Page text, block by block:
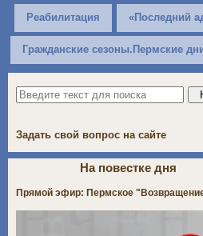
Реабилитация «Последний
Гражданские сезоны.Пермские
Задать свой вопрос на сайте
На повестке дня
Прямой эфир: Пермское